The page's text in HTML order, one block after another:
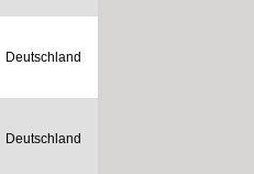
Deutschland
Deutschland